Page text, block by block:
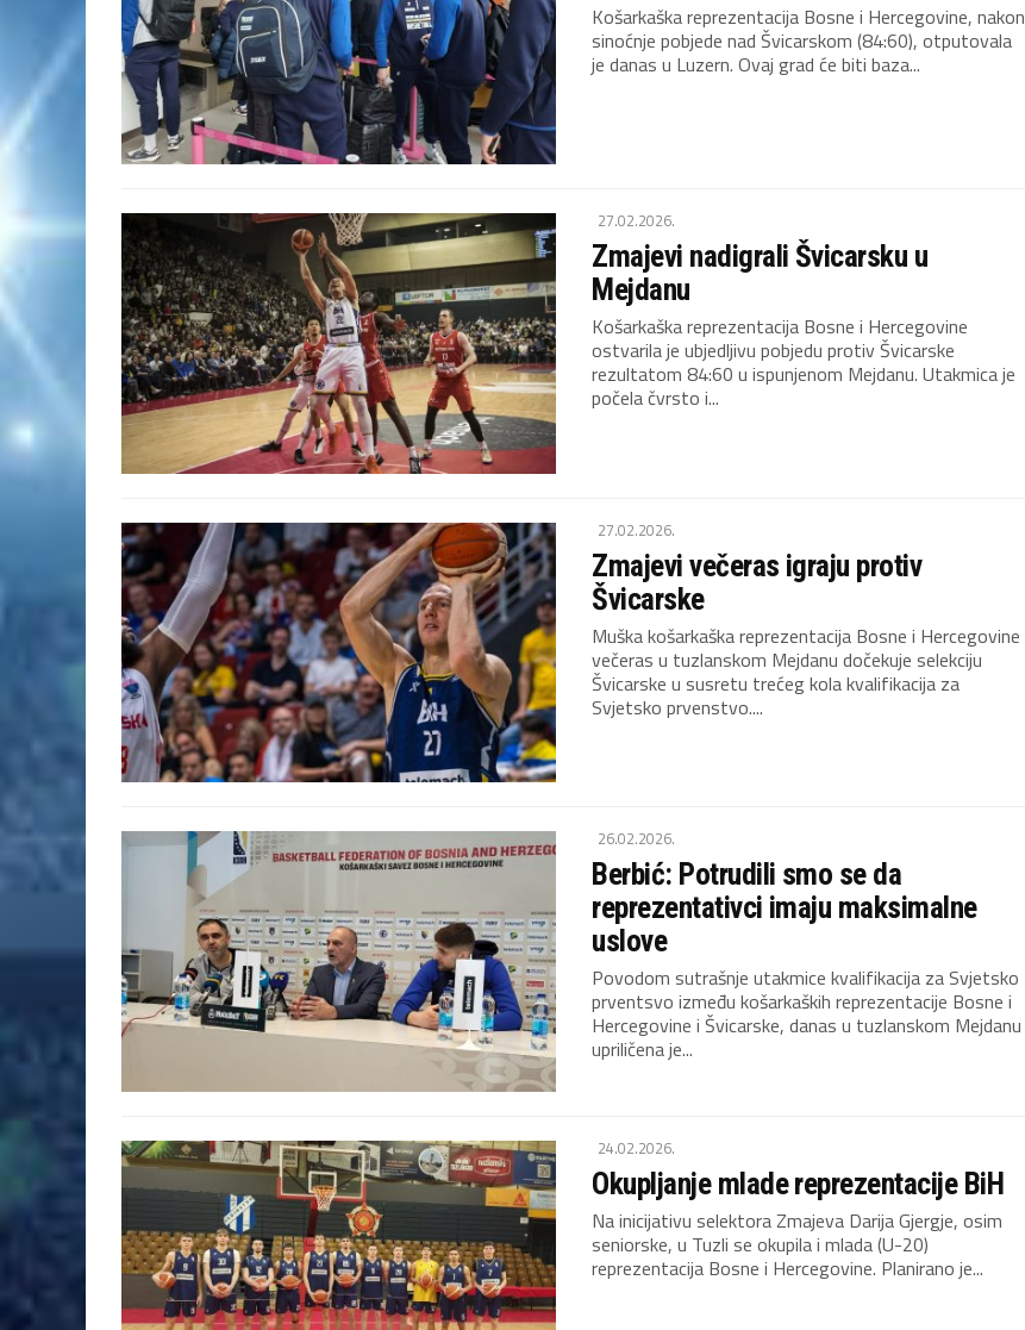
Košarkaška reprezentacija Bosne i Hercegovine, nakon
sinoćnje pobjede nad Švicarskom (84:60), otputovala
je danas u Luzern. Ovaj grad će biti baza...
27.02.2026.
Zmajevi nadigrali Švicarsku u
Mejdanu
Košarkaška reprezentacija Bosne i Hercegovine
ostvarila je ubjedljivu pobjedu protiv Švicarske
rezultatom 84:60 u ispunjenom Mejdanu. Utakmica je
počela čvrsto i...
27.02.2026.
Zmajevi večeras igraju protiv
Švicarske
Muška košarkaška reprezentacija Bosne i Hercegovine
večeras u tuzlanskom Mejdanu dočekuje selekciju
Švicarske u susretu trećeg kola kvalifikacija za
Svjetsko prvenstvo....
26.02.2026.
Berbić: Potrudili smo se da
reprezentativci imaju maksimalne
uslove
Povodom sutrašnje utakmice kvalifikacija za Svjetsko
prventsvo između košarkaških reprezentacije Bosne i
Hercegovine i Švicarske, danas u tuzlanskom Mejdanu
upriličena je...
24.02.2026.
Okupljanje mlade reprezentacije BiH
Na inicijativu selektora Zmajeva Darija Gjergje, osim
seniorske, u Tuzli se okupila i mlada (U-20)
reprezentacija Bosne i Hercegovine. Planirano je...